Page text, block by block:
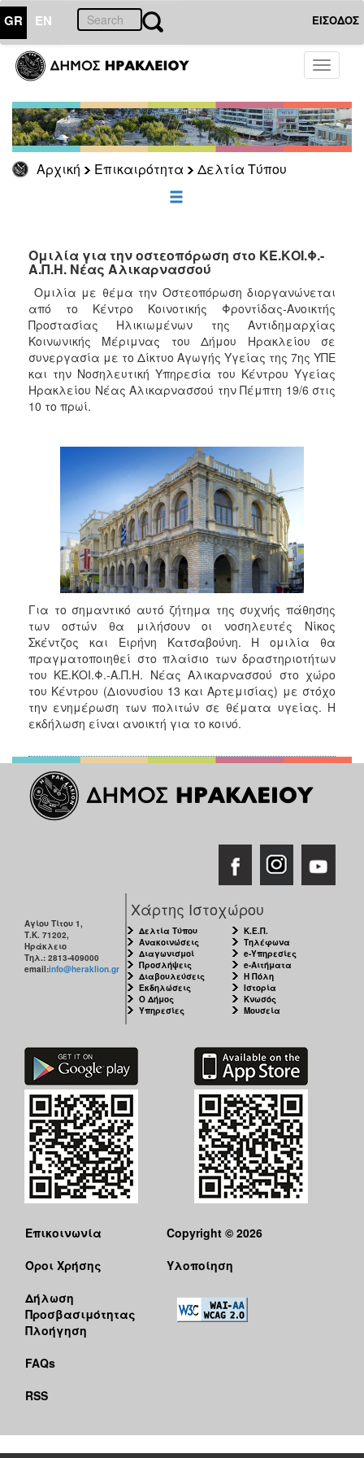
GR EN ΕΙΣΟΔΟΣ
Toggle
Αρχική Επικαιρότητα Δελτία Τύπου
ΕΠΙΚΑΙΡΟΤΗΤΑ
Τύπου
Αρχείο
ΕΠΙΣΚΕΠΤΗΣ
ΗΡΑΚΛΕΙΟ
Ομιλία για την οστεοπόρωση στο ΚΕ.ΚΟΙ.Φ.-
Α.Π.Η. Νέας Αλικαρνασσού
Ομιλία με θέμα την Οστεοπόρωση διοργανώνεται
από το Κέντρο Κοινοτικής Φροντίδας-Ανοικτής
Προστασίας Ηλικιωμένων της Αντιδημαρχίας
Κοινωνικής Μέριμνας του Δήμου Ηρακλείου σε
συνεργασία με το Δίκτυο Αγωγής Υγείας της 7ης ΥΠΕ
και την Νοσηλευτική Υπηρεσία του Κέντρου Υγείας
Ηρακλείου Νέας Αλικαρνασσού την Πέμπτη 19/6 στις
10 το πρωί.
Για το σημαντικό αυτό ζήτημα της συχνής πάθησης
των οστών θα μιλήσουν οι νοσηλευτές Νίκος
Σκέντζος και Ειρήνη Κατσαβούνη. Η ομιλία θα
πραγματοποιηθεί στο πλαίσιο των δραστηριοτήτων
του ΚΕ.ΚΟΙ.Φ.-Α.Π.Η. Νέας Αλικαρνασσού στο χώρο
του Κέντρου (Διονυσίου 13 και Αρτεμισίας) με στόχο
την ενημέρωση των πολιτών σε θέματα υγείας. Η
εκδήλωση είναι ανοικτή για το κοινό.
Αγίου Τίτου 1,
Τ.Κ. 71202,
Ηράκλειο
Τηλ.: 2813-409000
email:info@heraklion.gr
Χάρτης Ιστοχώρου
Δελτία Τύπου
Ανακοινώσεις
Διαγωνισμοί
Προσλήψεις
Διαβουλεύσεις
Εκδηλώσεις
Ο Δήμος
Υπηρεσίες
Κ.Ε.Π.
Τηλέφωνα
e-Υπηρεσίες
e-Αιτήματα
Η Πόλη
Ιστορία
Κνωσός
Μουσεία
Επικοινωνία
Όροι Χρήσης
Δήλωση
Προσβασιμότητας
Πλοήγηση
FAQs
RSS
Copyright © 2026
Υλοποίηση